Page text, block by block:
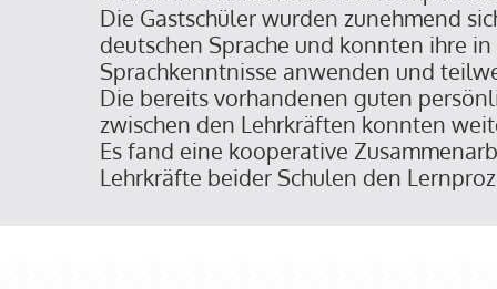
Die Gastschüler wurden zunehmend
deutschen Sprache und konnten ihre
Sprachkenntnisse anwenden und
Die bereits vorhandenen guten
zwischen den Lehrkräften konnten
Es fand eine kooperative
Lehrkräfte beider Schulen den